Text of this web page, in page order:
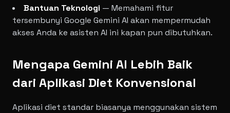
Bantuan Teknologi — Memahami fitur
tersembunyi Google Gemini AI akan mempermudah
akses Anda ke asisten AI ini kapan pun dibutuhkan.
Mengapa Gemini AI Lebih Baik
dari Aplikasi Diet Konvensional
Aplikasi diet standar biasanya menggunakan sistem